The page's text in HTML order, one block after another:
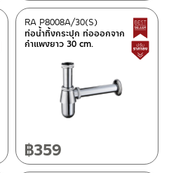
Best Seller สินค้าขายดี
สินค้าปรับราคาลดลง
ท่อน้ำทิ้งกระปุก ท่อออกจาก
กำแพงยาว 30 cm.
RA P8008A/30(S)
฿359